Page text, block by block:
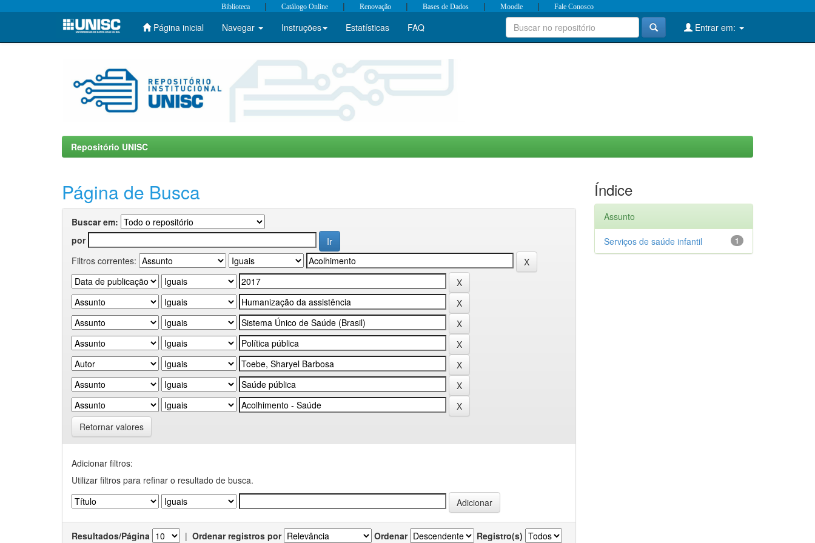
Skip
Biblioteca | Catálogo Online | Renovação | Bases de Dados | Moodle | Fale Conosco
Página inicial Navegar Instruções Estatísticas FAQ Entrar em:
Repositório UNISC
Página de Busca
Buscar em:
por
Filtros correntes:
Retornar valores
Adicionar filtros:
Utilizar filtros para refinar o resultado de busca.
Resultados/Página | Ordenar registros por Ordenar Registro(s)
Índice
Assunto
1
Serviços de saúde infantil